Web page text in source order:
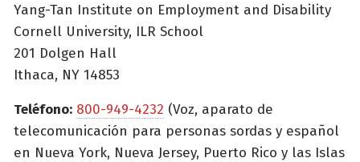
Yang-Tan Institute on Employment and Disability
Cornell University, ILR School
201 Dolgen Hall
Ithaca, NY 14853
Teléfono: 800-949-4232 (Voz, aparato de
telecomunicación para personas sordas y español
en Nueva York, Nueva Jersey, Puerto Rico y las Islas